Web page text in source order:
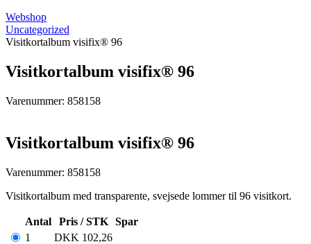
Webshop
Uncategorized
Visitkortalbum visifix® 96
Visitkortalbum visifix® 96
Varenummer: 858158
Visitkortalbum visifix® 96
Varenummer: 858158
Visitkortalbum med transparente, svejsede lommer til 96 visitkort.
Antal Pris / STK
Spar
1
DKK 102,26